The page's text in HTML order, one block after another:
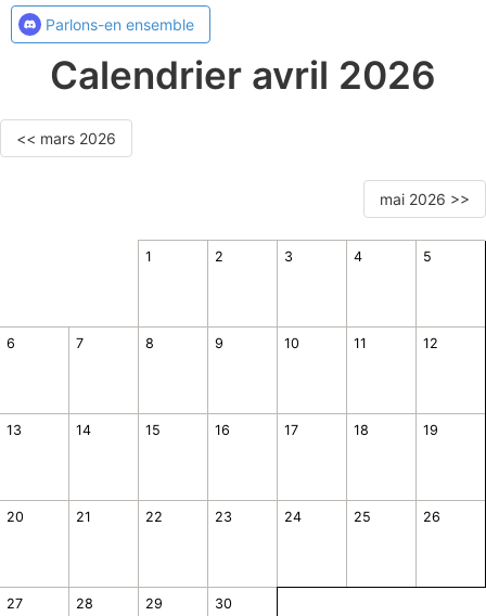
Parlons-en ensemble
Calendrier avril 2026
<< mars 2026
mai 2026 >>
1 2 3 4 5
6 7 8 9 10 11 12
13 14 15 16 17 18 19
20 21 22 23 24 25 26
27 28 29 30